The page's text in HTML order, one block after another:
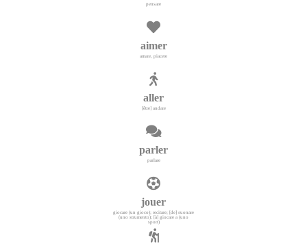
pensare
aimer
amare, piacere
aller
[être] andare
parler
parlare
jouer
giocare (un gioco); recitare; [de] suonare
(uno strumento); [à] giocare a (uno
sport)